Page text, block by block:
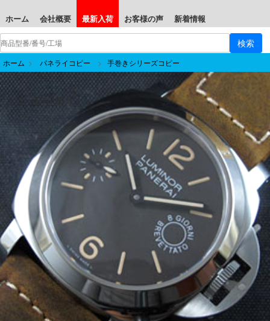
ホーム 会社概要 最新入荷 お客様の声 新着情報
ホーム > パネライコピー > 手巻きシリーズコピー